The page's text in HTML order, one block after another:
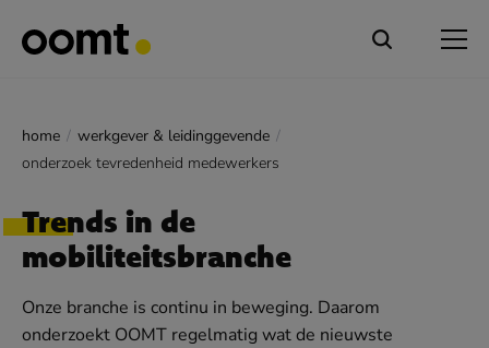
home
werkgever & leidinggevende
onderzoek tevredenheid medewerkers
Trends in de
mobiliteitsbranche
Onze branche is continu in beweging. Daarom
onderzoekt OOMT regelmatig wat de nieuwste